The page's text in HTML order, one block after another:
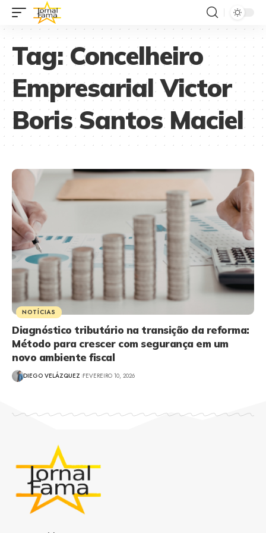
Tag:Concelheiro
Empresarial Victor
Boris Santos Maciel
NOTÍCIAS
Diagnóstico tributário na transição da reforma:
Método para crescer com segurança em um
novo ambiente fiscal
DIEGO VELÁZQUEZ FEVEREIRO 10, 2026